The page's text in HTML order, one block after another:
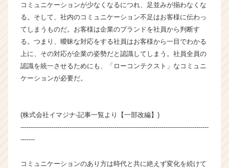
h
e
e
r
C
a
コミュニケーションが少なくなるにつれ、足並みが揃わなくな
る。そして、社内のコミュニケーション不足はお客様に伝わっ
てしまうものだ。お客様は企業のブランドを社員から判断す
る。つまり、曖昧な対応をする社員はお客様から一目でわかる
上に、その対応が企業の姿勢だと認識してしまう。社員全員の
認識を統一させるためにも、「ローコンテクスト」なコミュニ
ケーションが必要だ。
(株式会社イマジナ-記事一覧より【一部改編】)
--------------------------------------------------------------------------------------------
-------
コミュニケーションのあり方は時代と共に絶えず変化を続けて